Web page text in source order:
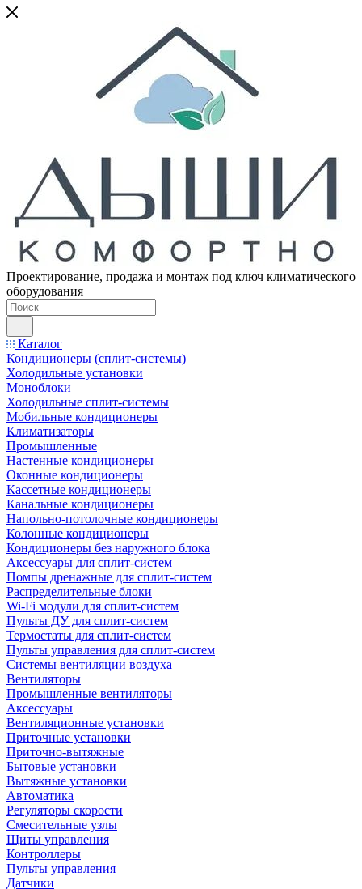
Проектирование, продажа и монтаж под ключ климатического
оборудования
Каталог
Кондиционеры (сплит-системы)
Холодильные установки
Моноблоки
Холодильные сплит-системы
Мобильные кондиционеры
Климатизаторы
Промышленные
Настенные кондиционеры
Оконные кондиционеры
Кассетные кондиционеры
Канальные кондиционеры
Напольно-потолочные кондиционеры
Колонные кондиционеры
Кондиционеры без наружного блока
Аксессуары для сплит-систем
Помпы дренажные для сплит-систем
Распределительные блоки
Wi-Fi модули для сплит-систем
Пульты ДУ для сплит-систем
Термостаты для сплит-систем
Пульты управления для сплит-систем
Системы вентиляции воздуха
Вентиляторы
Промышленные вентиляторы
Аксессуары
Вентиляционные установки
Приточные установки
Приточно-вытяжные
Бытовые установки
Вытяжные установки
Автоматика
Регуляторы скорости
Смесительные узлы
Щиты управления
Контроллеры
Пульты управления
Датчики